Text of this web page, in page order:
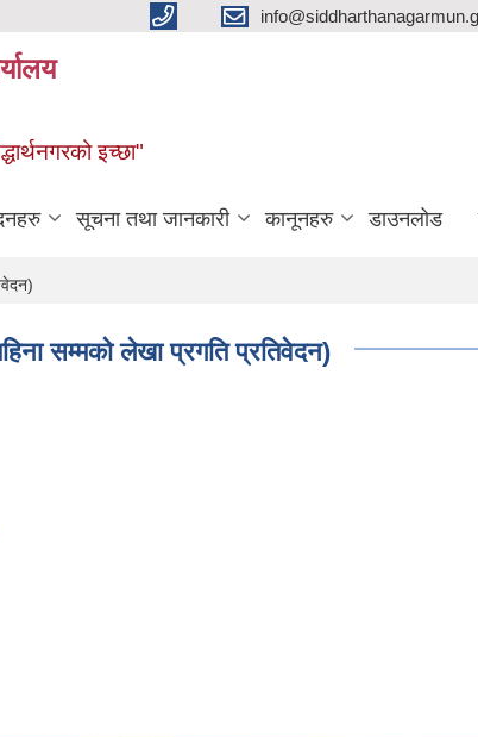
इच्छा"
सूचना तथा जानकारी कानूनहरु डाउनलोड
सम्मको लेखा प्रगति प्रतिवेदन)